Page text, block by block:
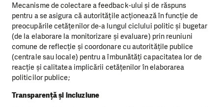
Mecanisme de colectare a feedback-ului și de răspuns
pentru a se asigura că autoritățile acționează în funcție de
preocupările cetățenilor de-a lungul ciclului politic și bugetar
(de la elaborare la monitorizare și evaluare) prin reuniuni
comune de reflecție și coordonare cu autoritățile publice
(centrale sau locale) pentru a îmbunătăți capacitatea lor de
reacție și calitatea implicării cetățenilor în elaborarea
politicilor publice;
Transparență și incluziune